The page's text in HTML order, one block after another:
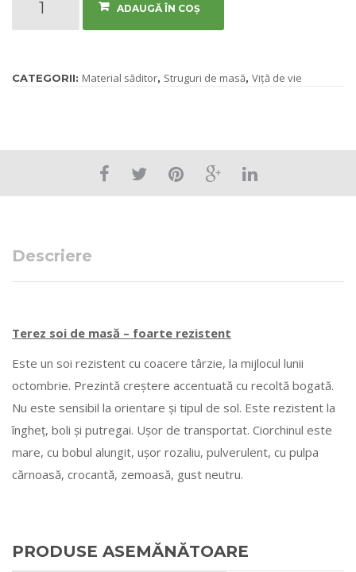
Cantitate ADAUGĂ ÎN COȘ
CATEGORII: Material săditor, Struguri de masă, Viță de vie
Descriere
Terez soi de masă – foarte rezistent
Este un soi rezistent cu coacere târzie, la mijlocul lunii
octombrie. Prezintă creştere accentuată cu recoltă bogată.
Nu este sensibil la orientare şi tipul de sol. Este rezistent la
îngheţ, boli şi putregai. Uşor de transportat. Ciorchinul este
mare, cu bobul alungit, uşor rozaliu, pulverulent, cu pulpa
cărnoasă, crocantă, zemoasă, gust neutru.
PRODUSE ASEMĂNĂTOARE